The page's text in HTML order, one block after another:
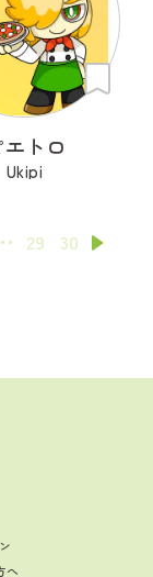
エトロ
Ukipi
29 30
へ